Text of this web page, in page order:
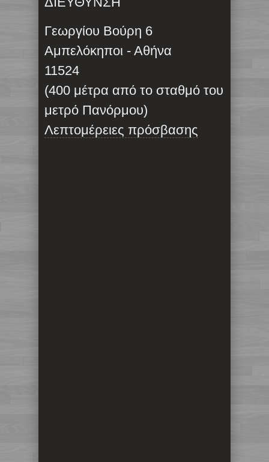
Γεωργίου Βούρη 6
Αμπελόκηποι - Αθήνα
11524
(400 μέτρα από το σταθμό του
μετρό Πανόρμου)
Λεπτομέρειες πρόσβασης